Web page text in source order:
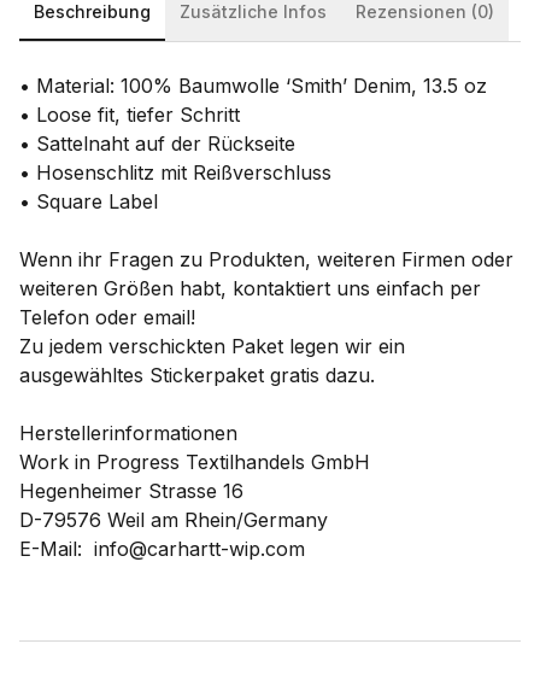
Beschreibung Zusätzliche Infos Rezensionen (0)
• Material: 100% Baumwolle ‘Smith’ Denim, 13.5 oz
• Loose fit, tiefer Schritt
• Sattelnaht auf der Rückseite
• Hosenschlitz mit Reißverschluss
• Square Label
Wenn ihr Fragen zu Produkten, weiteren Firmen oder
weiteren Größen habt, kontaktiert uns einfach per
Telefon oder email!
Zu jedem verschickten Paket legen wir ein
ausgewähltes Stickerpaket gratis dazu.
Herstellerinformationen
Work in Progress Textilhandels GmbH
Hegenheimer Strasse 16
D-79576 Weil am Rhein/Germany
E-Mail: info@carhartt-wip.com